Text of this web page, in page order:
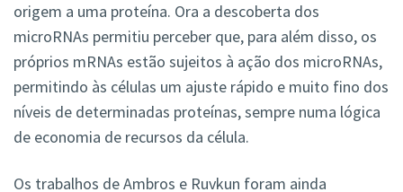
origem a uma proteína. Ora a descoberta dos
microRNAs permitiu perceber que, para além disso, os
próprios mRNAs estão sujeitos à ação dos microRNAs,
permitindo às células um ajuste rápido e muito fino dos
níveis de determinadas proteínas, sempre numa lógica
de economia de recursos da célula.
Os trabalhos de Ambros e Ruvkun foram ainda